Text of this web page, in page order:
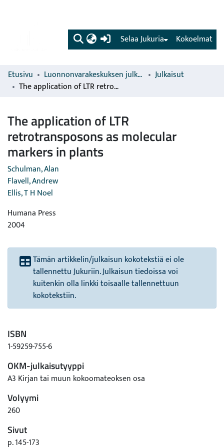
(current) Kokoelmat
Selaa Jukuria
Etusivu Luonnonvarakeskuksen julkaisut
Julkaisut
The application of LTR retrotransposons as molecular markers in plants
The application of LTR
retrotransposons as molecular
markers in plants
Schulman, Alan
Flavell, Andrew
Ellis, T H Noel
Humana Press
2004
Tämän artikkelin/julkaisun kokotekstiä ei ole
tallennettu Jukuriin. Julkaisun tiedoissa voi
kuitenkin olla linkki toisaalle tallennettuun
kokotekstiin.
ISBN
1-59259-755-6
OKM-julkaisutyyppi
A3 Kirjan tai muun kokoomateoksen osa
Volyymi
260
Sivut
p. 145-173